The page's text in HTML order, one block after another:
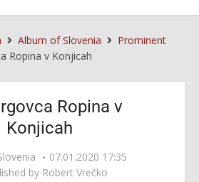
Album of Slovenia
Prominent
Ropina v Konjicah
Ropina v
Konjicah
07.01.2020 17:35
by Robert Vrečko